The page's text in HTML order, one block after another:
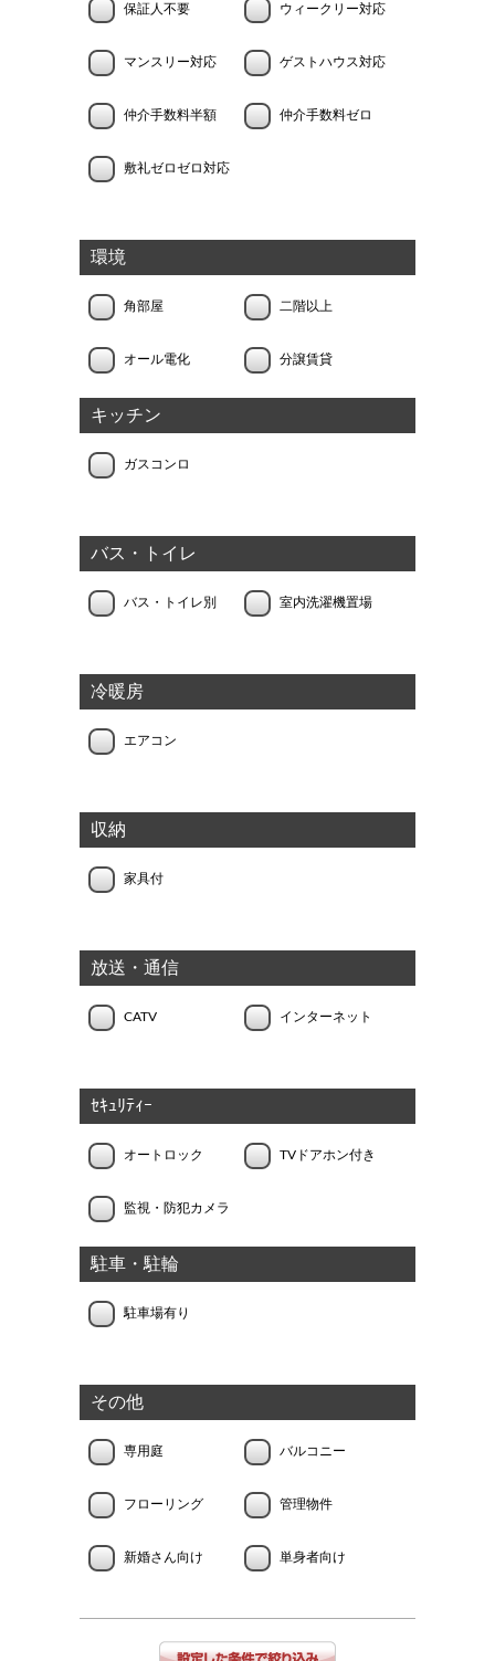
保証人不要 ウィークリー対応
マンスリー対応 ゲストハウス対応
仲介手数料半額 仲介手数料ゼロ
敷礼ゼロゼロ対応
環境
角部屋 二階以上
オール電化 分譲賃貸
キッチン
ガスコンロ
バス・トイレ
バス・トイレ別 室内洗濯機置場
冷暖房
エアコン
収納
家具付
放送・通信
CATV インターネット
ｾｷｭﾘﾃｨｰ
オートロック TVドアホン付き
監視・防犯カメラ
駐車・駐輪
駐車場有り
その他
専用庭 バルコニー
フローリング 管理物件
新婚さん向け 単身者向け